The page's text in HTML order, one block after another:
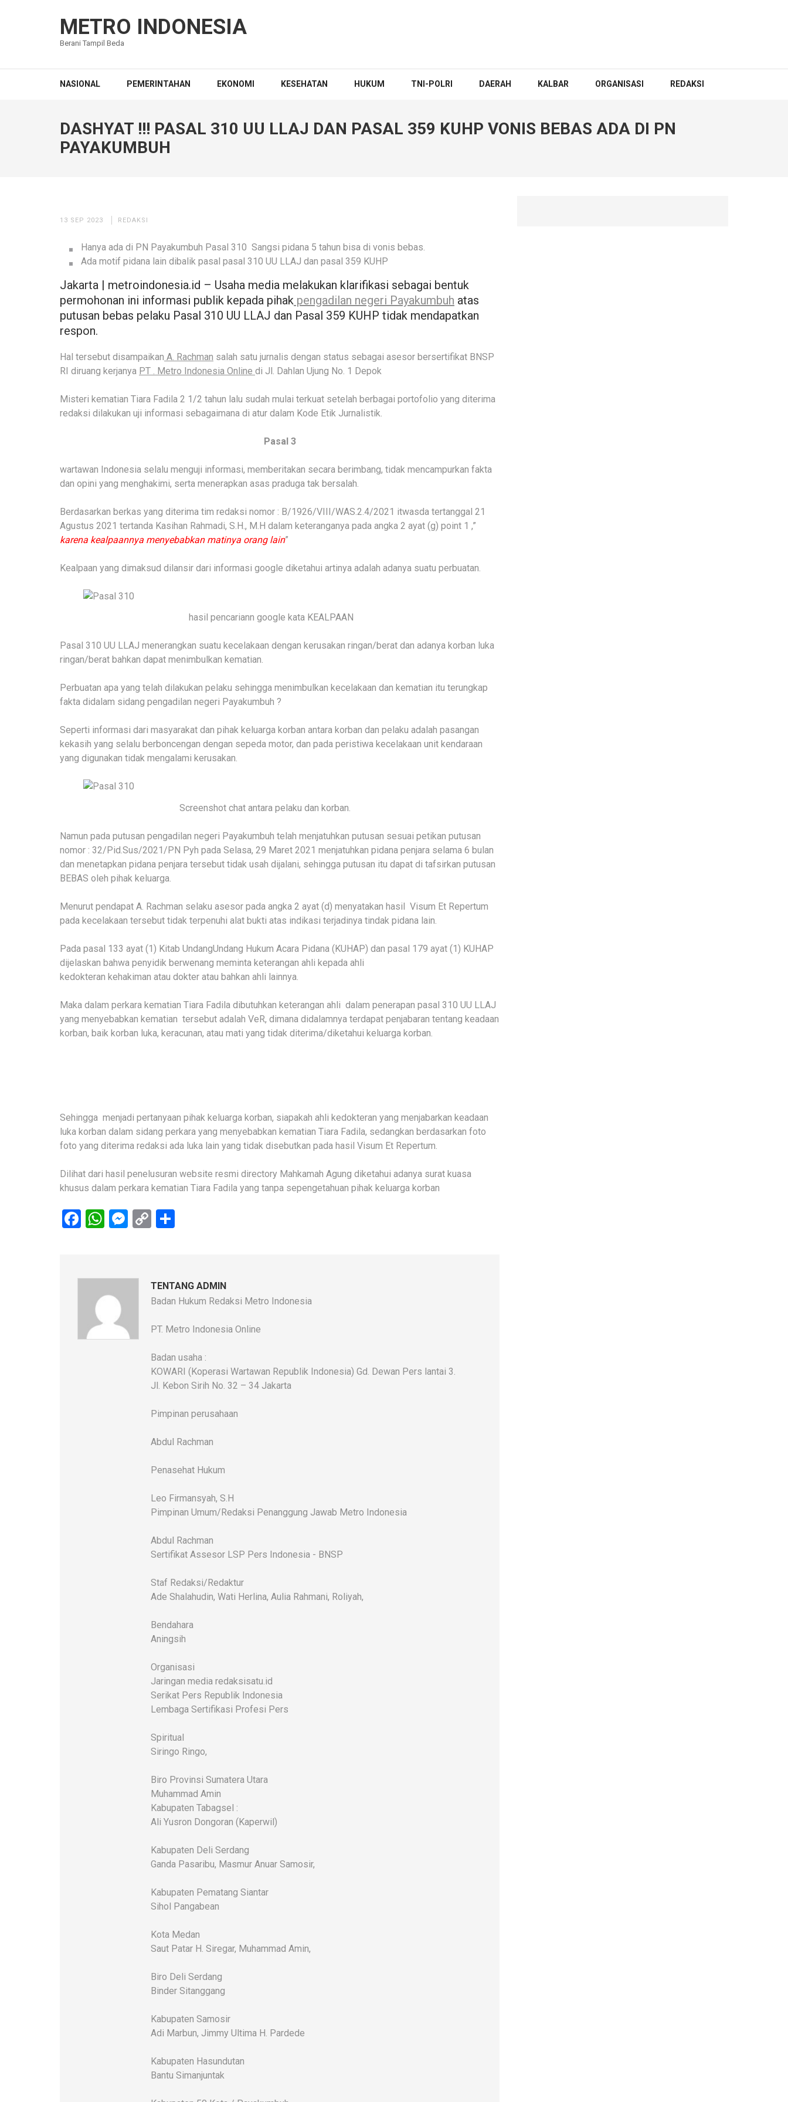
METRO INDONESIA
Berani Tampil Beda
NASIONAL PEMERINTAHAN EKONOMI KESEHATAN HUKUM TNI-POLRI DAERAH KALBAR ORGANISASI REDAKSI
DASHYAT !!! PASAL 310 UU LLAJ DAN PASAL 359 KUHP VONIS BEBAS ADA DI PN
PAYAKUMBUH
13 SEP 2023 REDAKSI
Hanya ada di PN Payakumbuh Pasal 310 Sangsi pidana 5 tahun bisa di vonis bebas.
Ada motif pidana lain dibalik pasal pasal 310 UU LLAJ dan pasal 359 KUHP
Jakarta | metroindonesia.id – Usaha media melakukan klarifikasi sebagai bentuk
permohonan ini informasi publik kepada pihak pengadilan negeri Payakumbuh atas
putusan bebas pelaku Pasal 310 UU LLAJ dan Pasal 359 KUHP tidak mendapatkan
respon.
Hal tersebut disampaikan A. Rachman salah satu jurnalis dengan status sebagai asesor bersertifikat BNSP
RI diruang kerjanya PT . Metro Indonesia Online di Jl. Dahlan Ujung No. 1 Depok
Misteri kematian Tiara Fadila 2 1/2 tahun lalu sudah mulai terkuat setelah berbagai portofolio yang diterima
redaksi dilakukan uji informasi sebagaimana di atur dalam Kode Etik Jurnalistik.
Pasal 3
wartawan Indonesia selalu menguji informasi, memberitakan secara berimbang, tidak mencampurkan fakta
dan opini yang menghakimi, serta menerapkan asas praduga tak bersalah.
Berdasarkan berkas yang diterima tim redaksi nomor : B/1926/VIII/WAS.2.4/2021 itwasda tertanggal 21
Agustus 2021 tertanda Kasihan Rahmadi, S.H., M.H dalam keteranganya pada angka 2 ayat (g) point 1 ,”
karena kealpaannya menyebabkan matinya orang lain”
Kealpaan yang dimaksud dilansir dari informasi google diketahui artinya adalah adanya suatu perbuatan.
hasil pencariann google kata KEALPAAN
Pasal 310 UU LLAJ menerangkan suatu kecelakaan dengan kerusakan ringan/berat dan adanya korban luka
ringan/berat bahkan dapat menimbulkan kematian.
Perbuatan apa yang telah dilakukan pelaku sehingga menimbulkan kecelakaan dan kematian itu terungkap
fakta didalam sidang pengadilan negeri Payakumbuh ?
Seperti informasi dari masyarakat dan pihak keluarga korban antara korban dan pelaku adalah pasangan
kekasih yang selalu berboncengan dengan sepeda motor, dan pada peristiwa kecelakaan unit kendaraan
yang digunakan tidak mengalami kerusakan.
Screenshot chat antara pelaku dan korban.
Namun pada putusan pengadilan negeri Payakumbuh telah menjatuhkan putusan sesuai petikan putusan
nomor : 32/Pid.Sus/2021/PN Pyh pada Selasa, 29 Maret 2021 menjatuhkan pidana penjara selama 6 bulan
dan menetapkan pidana penjara tersebut tidak usah dijalani, sehingga putusan itu dapat di tafsirkan putusan
BEBAS oleh pihak keluarga.
Menurut pendapat A. Rachman selaku asesor pada angka 2 ayat (d) menyatakan hasil Visum Et Repertum
pada kecelakaan tersebut tidak terpenuhi alat bukti atas indikasi terjadinya tindak pidana lain.
Pada pasal 133 ayat (1) Kitab UndangUndang Hukum Acara Pidana (KUHAP) dan pasal 179 ayat (1) KUHAP
dijelaskan bahwa penyidik berwenang meminta keterangan ahli kepada ahli
kedokteran kehakiman atau dokter atau bahkan ahli lainnya.
Maka dalam perkara kematian Tiara Fadila dibutuhkan keterangan ahli dalam penerapan pasal 310 UU LLAJ
yang menyebabkan kematian tersebut adalah VeR, dimana didalamnya terdapat penjabaran tentang keadaan
korban, baik korban luka, keracunan, atau mati yang tidak diterima/diketahui keluarga korban.
Sehingga menjadi pertanyaan pihak keluarga korban, siapakah ahli kedokteran yang menjabarkan keadaan
luka korban dalam sidang perkara yang menyebabkan kematian Tiara Fadila, sedangkan berdasarkan foto
foto yang diterima redaksi ada luka lain yang tidak disebutkan pada hasil Visum Et Repertum.
Dilihat dari hasil penelusuran website resmi directory Mahkamah Agung diketahui adanya surat kuasa
khusus dalam perkara kematian Tiara Fadila yang tanpa sepengetahuan pihak keluarga korban
Facebook
WhatsApp
Messenger
Copy
TENTANG ADMIN
Badan Hukum Redaksi Metro Indonesia
PT. Metro Indonesia Online
Badan usaha :
KOWARI (Koperasi Wartawan Republik Indonesia) Gd. Dewan Pers lantai 3.
Jl. Kebon Sirih No. 32 – 34 Jakarta
Pimpinan perusahaan
Abdul Rachman
Penasehat Hukum
Leo Firmansyah, S.H
Pimpinan Umum/Redaksi Penanggung Jawab Metro Indonesia
Abdul Rachman
Sertifikat Assesor LSP Pers Indonesia - BNSP
Staf Redaksi/Redaktur
Ade Shalahudin, Wati Herlina, Aulia Rahmani, Roliyah,
Bendahara
Aningsih
Organisasi
Jaringan media redaksisatu.id
Serikat Pers Republik Indonesia
Lembaga Sertifikasi Profesi Pers
Spiritual
Siringo Ringo,
Biro Provinsi Sumatera Utara
Muhammad Amin
Kabupaten Tabagsel :
Ali Yusron Dongoran (Kaperwil)
Kabupaten Deli Serdang
Ganda Pasaribu, Masmur Anuar Samosir,
Kabupaten Pematang Siantar
Sihol Pangabean
Kota Medan
Saut Patar H. Siregar, Muhammad Amin,
Biro Deli Serdang
Binder Sitanggang
Kabupaten Samosir
Adi Marbun, Jimmy Ultima H. Pardede
Kabupaten Hasundutan
Bantu Simanjuntak